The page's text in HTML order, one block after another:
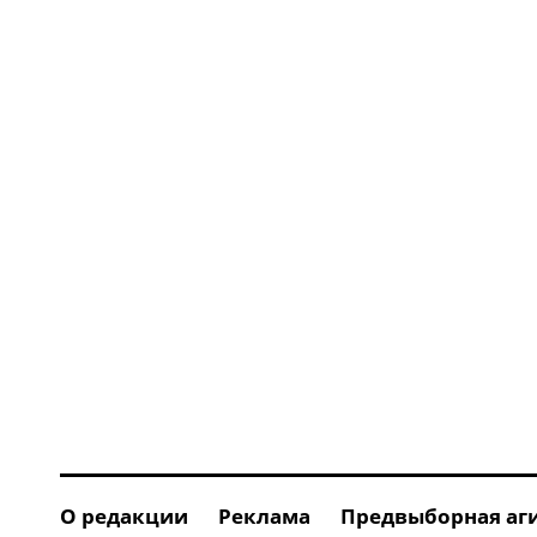
О редакции Реклама Предвыборная